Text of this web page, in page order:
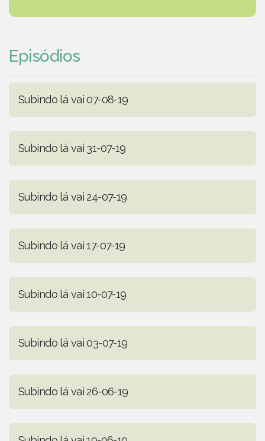
Episódios
Subindo lá vai 07-08-19
Subindo lá vai 31-07-19
Subindo lá vai 24-07-19
Subindo lá vai 17-07-19
Subindo lá vai 10-07-19
Subindo lá vai 03-07-19
Subindo lá vai 26-06-19